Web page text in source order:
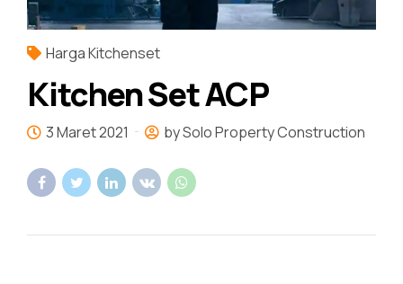
Harga Kitchenset
Kitchen Set ACP
3 Maret 2021 by Solo Property Construction